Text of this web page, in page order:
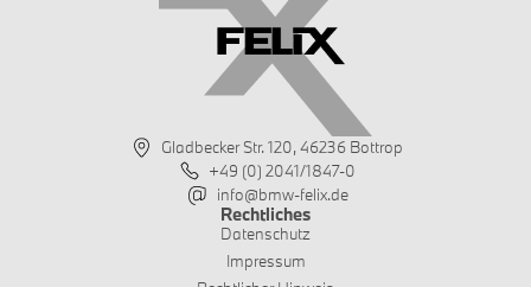
Gladbecker Str. 120, 46236 Bottrop
+49 (0) 2041/1847-0
info@bmw-felix.de
Rechtliches
Datenschutz
Impressum